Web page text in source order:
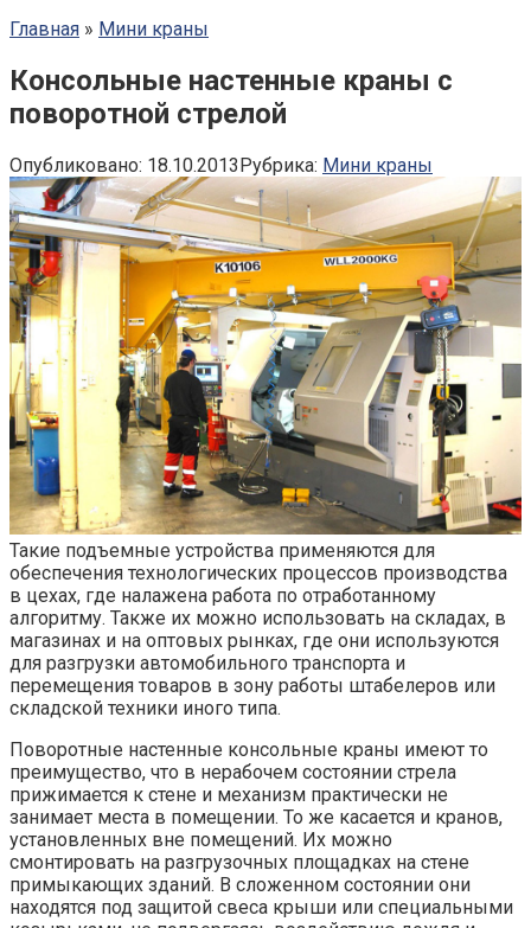
Главная » Мини краны
Консольные настенные краны с
поворотной стрелой
Опубликовано: 18.10.2013Рубрика: Мини краны
Такие подъемные устройства применяются для
обеспечения технологических процессов производства
в цехах, где налажена работа по отработанному
алгоритму. Также их можно использовать на складах, в
магазинах и на оптовых рынках, где они используются
для разгрузки автомобильного транспорта и
перемещения товаров в зону работы штабелеров или
складской техники иного типа.
Поворотные настенные консольные краны имеют то
преимущество, что в нерабочем состоянии стрела
прижимается к стене и механизм практически не
занимает места в помещении. То же касается и кранов,
установленных вне помещений. Их можно
смонтировать на разгрузочных площадках на стене
примыкающих зданий. В сложенном состоянии они
находятся под защитой свеса крыши или специальными